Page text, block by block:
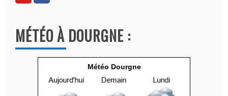
n
t
i
MÉTÉO À DOURGNE :
Météo Dourgne